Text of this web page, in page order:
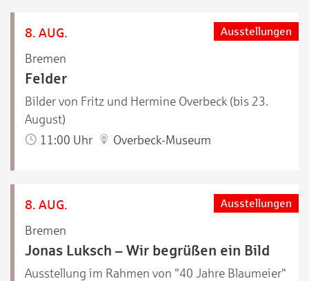
8. AUG.
Bremen
Ausstellungen
Felder
Bilder von Fritz und Hermine Overbeck (bis 23.
August)
11:00 Uhr
Overbeck-Museum
8. AUG.
Bremen
Ausstellungen
Jonas Luksch – Wir begrüßen ein Bild
Ausstellung im Rahmen von "40 Jahre Blaumeier"